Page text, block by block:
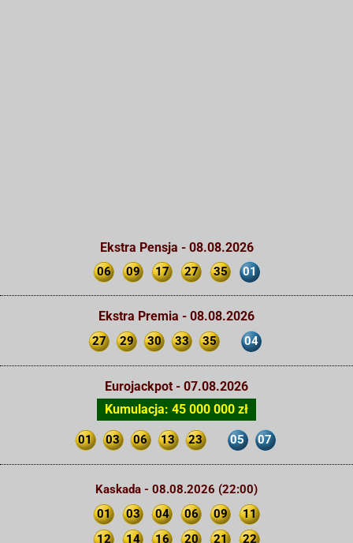
Ekstra Pensja - 08.08.2026
06 09 17 27 35 01
Ekstra Premia - 08.08.2026
27 29 30 33 35 04
Eurojackpot - 07.08.2026
Kumulacja: 45 000 000 zł
01 03 06 13 23 05 07
Kaskada - 08.08.2026 (22:00)
01
03 04 06 09
11
12
14 16 20 21 22